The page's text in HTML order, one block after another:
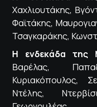
Χαχλιουτάκης,
Φαϊτάκης,
Τσαγκαράκης,
Η ενδεκάδα της
Βαρέλας,
Κυριακόπουλος,
Ντέλης,